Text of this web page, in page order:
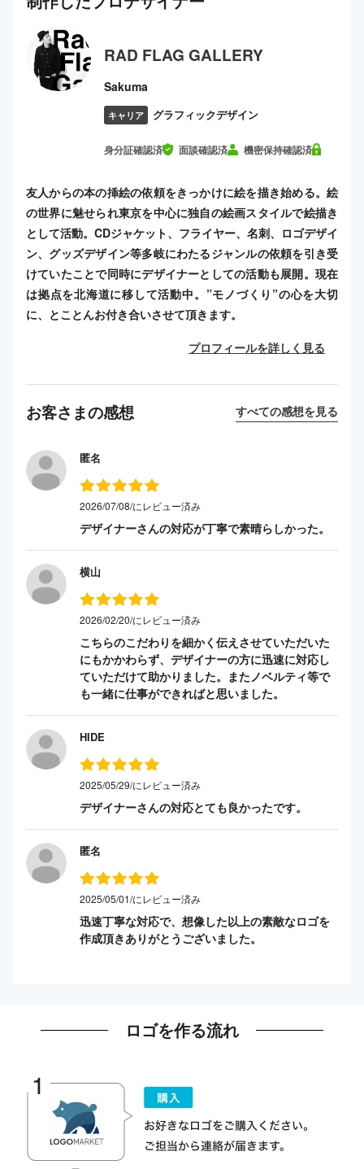
RAD FLAG GALLERY
Sakuma
キャリア グラフィックデザイン
身分証確認済 面談確認済 機密保持確認済
友人からの本の挿絵の依頼をきっかけに絵を描き始める。絵
の世界に魅せられ東京を中心に独自の絵画スタイルで絵描き
として活動。CDジャケット、フライヤー、名刺、ロゴデザイ
ン、グッズデザイン等多岐にわたるジャンルの依頼を引き受
けていたことで同時にデザイナーとしての活動も展開。現在
は拠点を北海道に移して活動中。”モノづくり”の心を大切
に、とことんお付き合いさせて頂きます。
プロフィールを詳しく見る
お客さまの感想 すべての感想を見る
匿名
2026/07/08/にレビュー済み
デザイナーさんの対応が丁寧で素晴らしかった。
横山
2026/02/20/にレビュー済み
こちらのこだわりを細かく伝えさせていただいた
にもかかわらず、デザイナーの方に迅速に対応し
ていただけて助かりました。またノベルティ等で
も一緒に仕事ができればと思いました。
HIDE
2025/05/29/にレビュー済み
デザイナーさんの対応とても良かったです。
匿名
2025/05/01/にレビュー済み
迅速丁寧な対応で、想像した以上の素敵なロゴを
作成頂きありがとうございました。
ロゴを作る流れ